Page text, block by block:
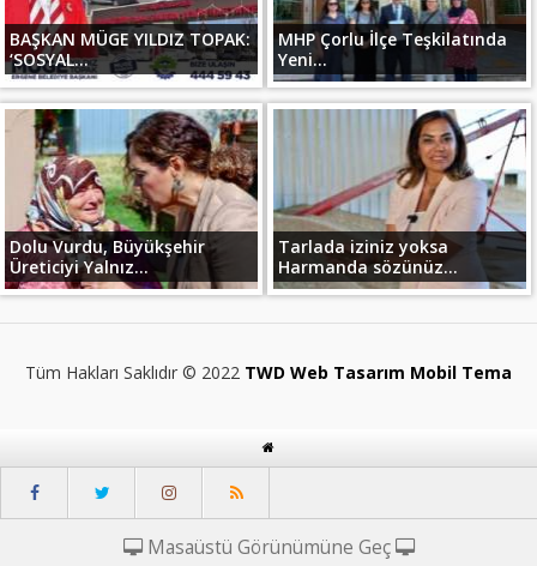
BAŞKAN MÜGE YILDIZ TOPAK:
‘SOSYAL...
MHP Çorlu İlçe Teşkilatında
Yeni...
Dolu Vurdu, Büyükşehir
Üreticiyi Yalnız...
Tarlada iziniz yoksa
Harmanda sözünüz...
Tüm Hakları Saklıdır © 2022 TWD Web Tasarım Mobil Tema
Masaüstü Görünümüne Geç